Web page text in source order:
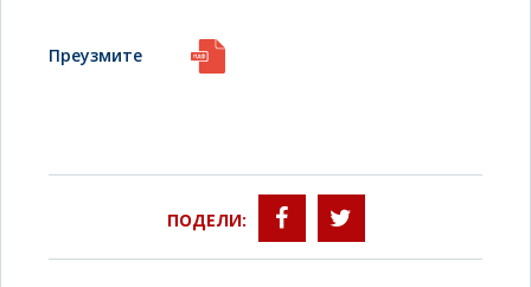
Преузмите
ПОДЕЛИ: